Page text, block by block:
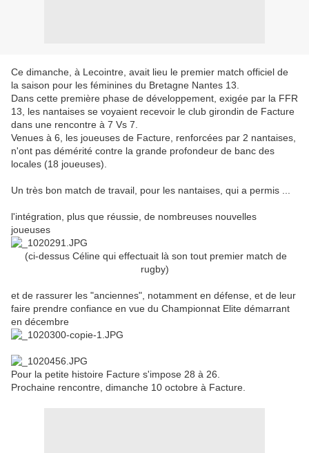
Ce dimanche, à Lecointre, avait lieu le premier match officiel de
la saison pour les féminines du Bretagne Nantes 13.
Dans cette première phase de développement, exigée par la FFR
13, les nantaises se voyaient recevoir le club girondin de Facture
dans une rencontre à 7 Vs 7.
Venues à 6, les joueuses de Facture, renforcées par 2 nantaises,
n'ont pas démérité contre la grande profondeur de banc des
locales (18 joueuses).
Un très bon match de travail, pour les nantaises, qui a permis ...
l'intégration, plus que réussie, de nombreuses nouvelles
joueuses
(ci-dessus Céline qui effectuait là son tout premier match de
rugby)
et de rassurer les "anciennes", notamment en défense, et de leur
faire prendre confiance en vue du Championnat Elite démarrant
en décembre
Pour la petite histoire Facture s'impose 28 à 26.
Prochaine rencontre, dimanche 10 octobre à Facture.